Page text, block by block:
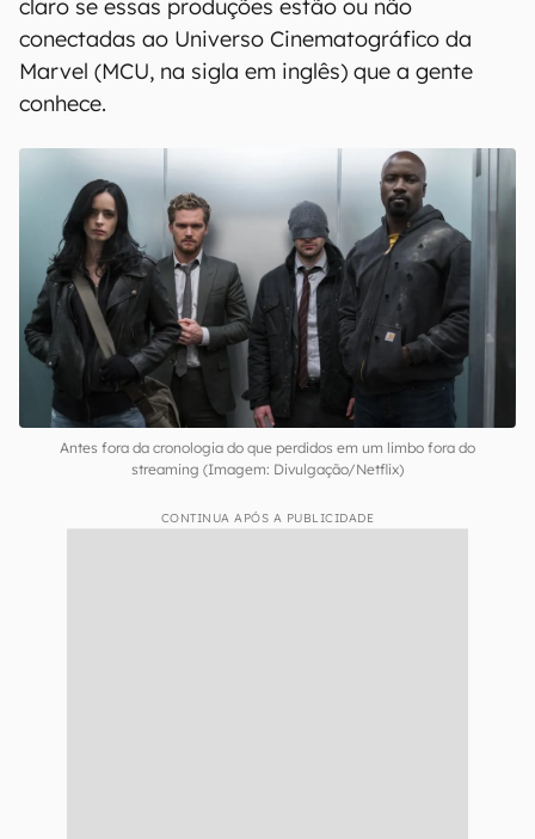
claro se essas produções estão ou não
conectadas ao Universo Cinematográfico da
Marvel (MCU, na sigla em inglês) que a gente
conhece.
Antes fora da cronologia do que perdidos em um limbo fora do
streaming (Imagem: Divulgação/Netflix)
CONTINUA APÓS A PUBLICIDADE